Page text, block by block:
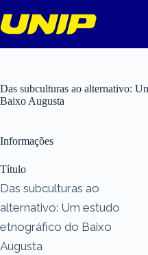
para
o
Das subculturas ao alternativo:
Baixo Augusta
Informações
Título
Das subculturas ao
alternativo: Um estudo
etnográfico do Baixo
Augusta